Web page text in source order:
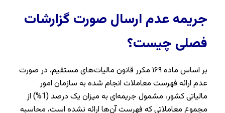
جریمه عدم ارسال صورت گزارشات
فصلی چیست؟
بر اساس ماده ۱۶۹ مکرر قانون مالیات‌های مستقیم، در صورت
عدم ارائه فهرست معاملات انجام شده به سازمان امور
مالیاتی کشور، مشمول جریمه‌ای به میزان یک درصد (1%) از
مجموع معاملاتی که فهرست آن‌ها ارائه نشده است، محاسبه